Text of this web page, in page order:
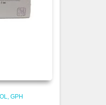
GPH